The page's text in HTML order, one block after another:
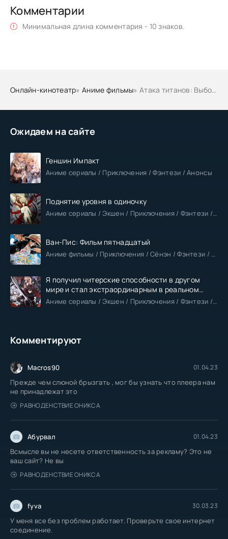
Ожидаем на сайте
Геншин Импакт
Аниме сериалы / Приключения / Фэнтези / Анонсы
Поднятие уровня в одиночку
Аниме сериалы / Экшен / Приключения / Фэнтези / Анонсы
Ван-Пис: Фильм пятнадцатый
Аниме фильмы / Приключения / Сёнэн / Фэнтези / Анонсы
Я получил читерские способности в другом
мире и стал экстраординарным в реальном
мире
Аниме сериалы / Экшен / Приключения / Фэнтези / Анонсы
Комментируют
Macros90 01.04.23
Прежде чем слюной брызгать , мог бы узнать что плеера нам
не принадлежат это
РАВНОДЕНСТВИЕ ОНИКСА
Абурвал 01.04.23
Всмысле вы не несете ответственность за рекламу? Это не
ваш сайт? Не вы
РАВНОДЕНСТВИЕ ОНИКСА
fyva 30.03.23
У меня все без проблем работает. Проверьте свое интернет
соединение.
Комментарии
Минимальная длина комментария - 10 знаков.
Онлайн-кинотеатр»Аниме фильмы» Атака титанов: Выбор без сожалений OVA-2